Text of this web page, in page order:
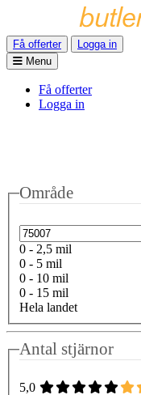
Få offerter
Logga in
Menu
Få offerter
Logga in
Område
0 - 2,5 mil
0 - 5 mil
0 - 10 mil
0 - 15 mil
Hela landet
Antal stjärnor
5,0